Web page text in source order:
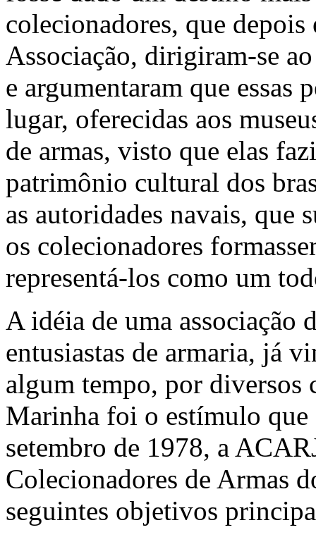
colecionadores, que
Associação, dirigiram-se
e argumentaram que essas
lugar, oferecidas aos
de armas, visto que elas
patrimônio cultural dos
as autoridades navais, que
os colecionadores
representá-los como um
A idéia de uma associação
entusiastas de armaria, já
algum tempo, por diversos
Marinha foi o estímulo que
setembro de 1978, a
Colecionadores de Armas
seguintes objetivos